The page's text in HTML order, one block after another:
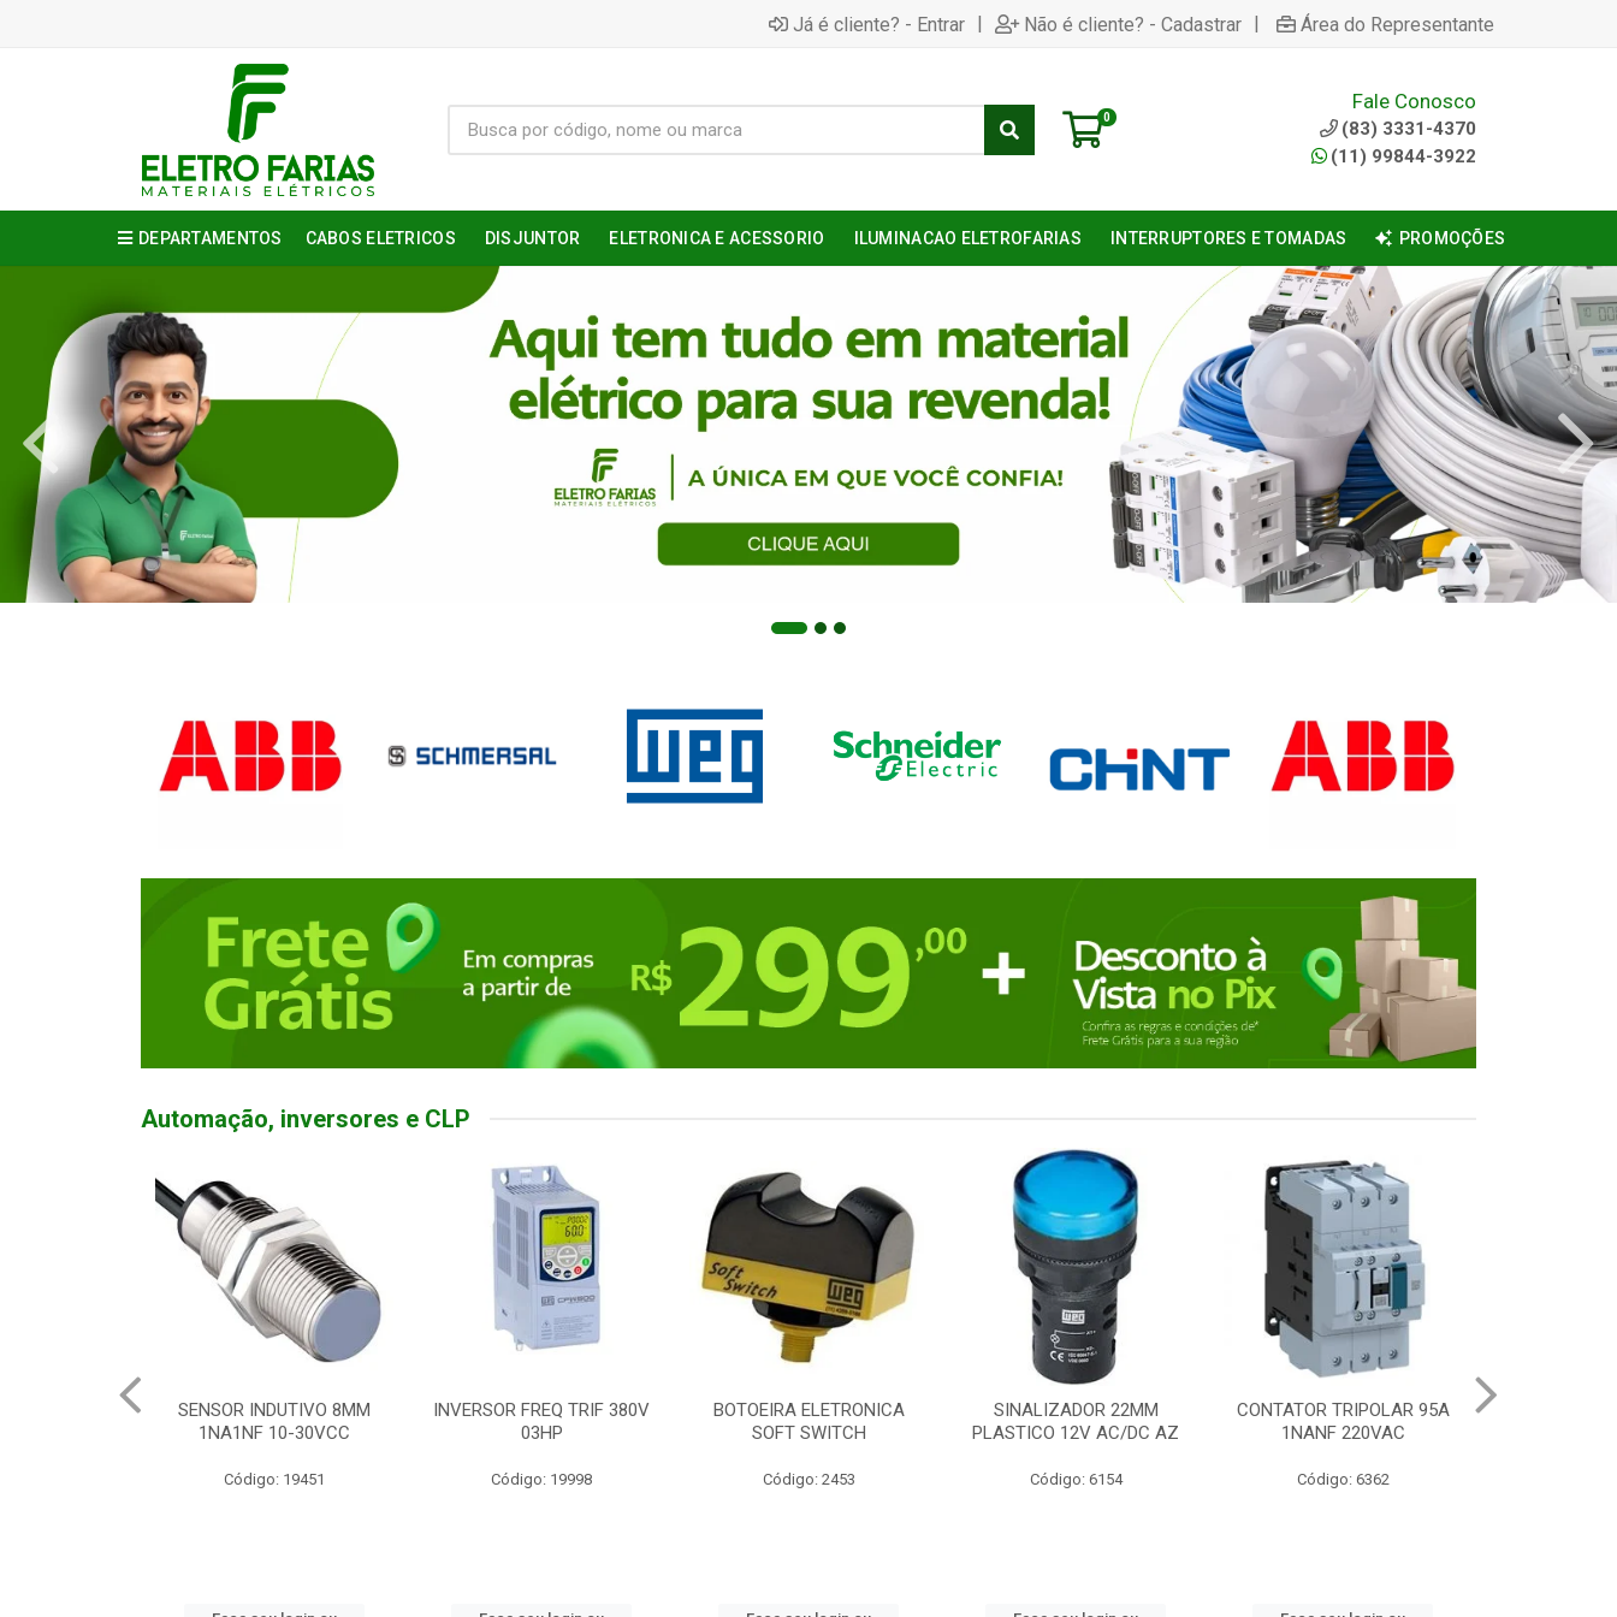
Já é cliente? - Entrar | Não é cliente? - Cadastrar | Área do Representante
0
Fale Conosco
(83) 3331-4370
(11) 99844-3922
DEPARTAMENTOS CABOS ELETRICOS DISJUNTOR ELETRONICA E ACESSORIO ILUMINACAO ELETROFARIAS INTERRUPTORES E TOMADAS PROMOÇÕES
Automação, inversores e CLP
SENSOR INDUTIVO 8MM
1NA1NF 10-30VCC
Código: 19451
INVERSOR FREQ TRIF 380V
03HP
Código: 19998
BOTOEIRA ELETRONICA
SOFT SWITCH
Código: 2453
SINALIZADOR 22MM
PLASTICO 12V AC/DC AZ
Código: 6154
CONTATOR TRIPOLAR 95A
1NANF 220VAC
Código: 6362